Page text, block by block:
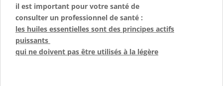
il est important pour votre santé de
consulter un professionnel de santé :
les huiles essentielles sont des principes actifs
puissants
qui ne doivent pas être utilisés à la légère